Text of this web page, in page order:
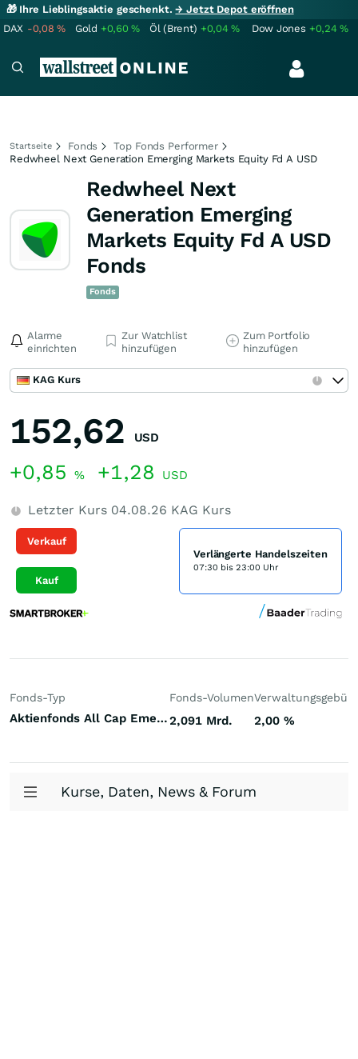
🎁 Ihre Lieblingsaktie geschenkt.→ Jetzt Depot eröffnen
DAX -0,08% Gold +0,60% Öl (Brent) +0,04% Dow Jones +0,24%
Startseite Fonds
Top Fonds Performer
Redwheel Next Generation Emerging Markets Equity Fd A USD
Redwheel Next
Generation Emerging
Markets Equity Fd A USD
Fonds
Fonds
Alarme
einrichten
Zur Watchlist
hinzufügen
Zum Portfolio
hinzufügen
KAG Kurs
152,62 USD
+0,85 % +1,28 USD
Letzter Kurs 04.08.26 KAG Kurs
Verkauf
Kauf
Verlängerte Handelszeiten
07:30 bis 23:00 Uhr
Fonds-Typ
Aktienfonds All Cap Emerging Markets
Fonds-Volumen
2,091 Mrd. 2,00 %
Kurse, Daten, News & Forum